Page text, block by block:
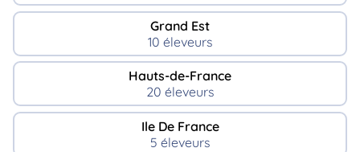
Grand Est
10 éleveurs
Hauts-de-France
20 éleveurs
Ile De France
5 éleveurs